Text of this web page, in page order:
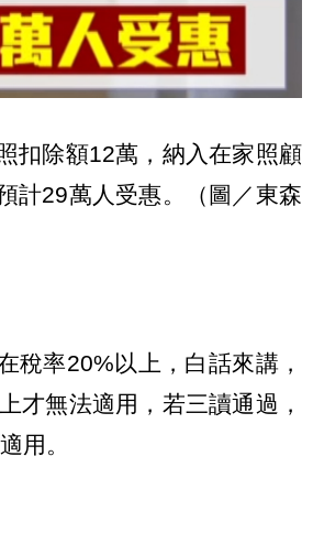
扣除額12萬，納入在家照顧
計29萬人受惠。（圖／東森
稅率20%以上，白話來講，
才無法適用，若三讀通過，
用。